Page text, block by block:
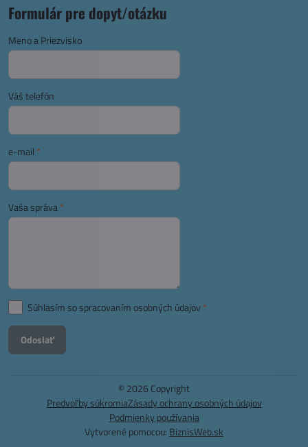
Formulár pre dopyt/otázku
Meno a Priezvisko
Váš telefón
e-mail *
Vaša správa*
Súhlasím so spracovaním osobných údajov *
Odoslať
© 2026 Copyright
Predvoľby súkromiaZásady ochrany osobných údajov
Podmienky používania
Vytvorené pomocou: BiznisWeb.sk